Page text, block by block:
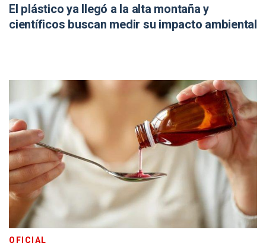
El plástico ya llegó a la alta montaña y
científicos buscan medir su impacto ambiental
OFICIAL